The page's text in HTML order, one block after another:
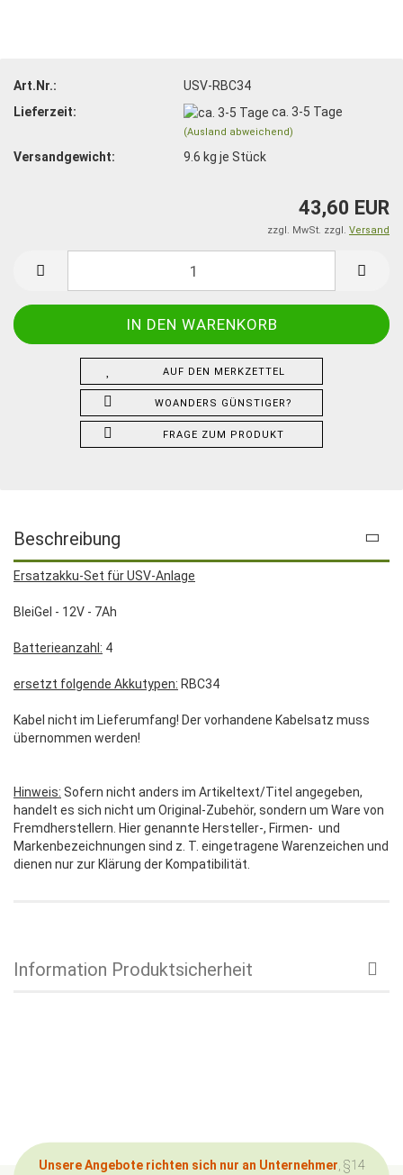
Art.Nr.:
USV-RBC34
Lieferzeit:
ca. 3-5 Tage
(Ausland abweichend)
Versandgewicht: 9.6 kg je Stück
43,60 EUR
zzgl. MwSt. zzgl. Versand
AUF DEN MERKZETTEL
WOANDERS GÜNSTIGER?
FRAGE ZUM PRODUKT
Beschreibung
Ersatzakku-Set für USV-Anlage
BleiGel - 12V - 7Ah
Batterieanzahl: 4
ersetzt folgende Akkutypen: RBC34
Kabel nicht im Lieferumfang! Der vorhandene Kabelsatz muss
übernommen werden!
Hinweis: Sofern nicht anders im Artikeltext/Titel angegeben,
handelt es sich nicht um Original-Zubehör, sondern um Ware von
Fremdherstellern. Hier genannte Hersteller-, Firmen- und
Markenbezeichnungen sind z. T. eingetragene Warenzeichen und
dienen nur zur Klärung der Kompatibilität.
Information Produktsicherheit
Unsere Angebote richten sich nur an Unternehmer , §14